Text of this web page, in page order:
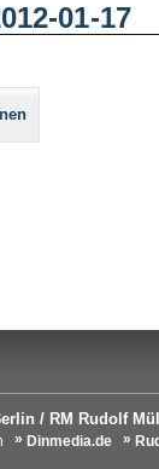
01-17
/ RM Rudolf
Dinmedia.de